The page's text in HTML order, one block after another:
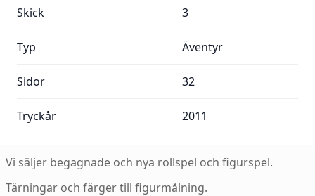
Skick 3
Typ Äventyr
Sidor 32
Tryckår 2011
Vi säljer begagnade och nya rollspel och figurspel.
Tärningar och färger till figurmålning.